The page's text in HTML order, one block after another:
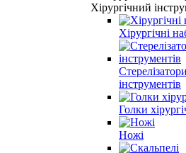
Хірургічний
Хірургічні
інструментів
Голки
Ножі